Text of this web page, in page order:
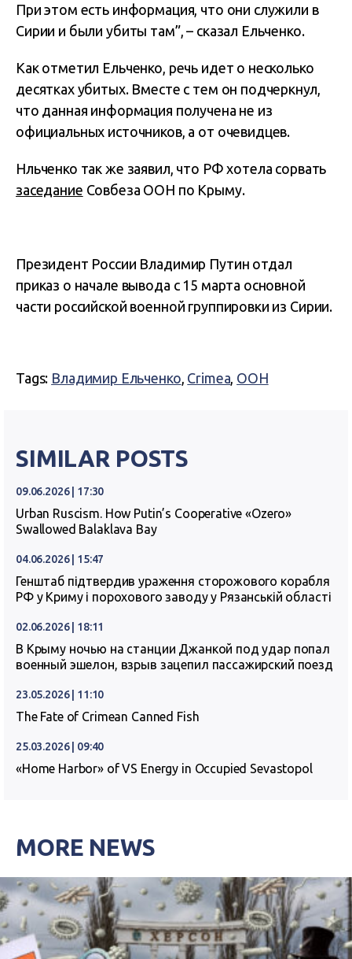
При этом есть информация, что они служили в
Сирии и были убиты там”, – сказал Ельченко.
Как отметил Ельченко, речь идет о несколько
десятках убитых. Вместе с тем он подчеркнул,
что данная информация получена не из
официальных источников, а от очевидцев.
Нльченко так же заявил, что РФ хотела сорвать
заседание Совбеза ООН по Крыму.
Президент России Владимир Путин отдал
приказ о начале вывода с 15 марта основной
части российской военной группировки из Сирии.
Tags: Владимир Ельченко Crimea ООН
SIMILAR POSTS
09.06.2026 | 17:30
Urban Ruscism. How Putin’s Cooperative «Ozero»
Swallowed Balaklava Bay
04.06.2026 | 15:47
Генштаб підтвердив ураження сторожового корабля
РФ у Криму і порохового заводу у Рязанській області
02.06.2026 | 18:11
В Крыму ночью на станции Джанкой под удар попал
военный эшелон, взрыв зацепил пассажирский поезд
23.05.2026 | 11:10
The Fate of Crimean Canned Fish
25.03.2026 | 09:40
«Home Harbor» of VS Energy in Occupied Sevastopol
MORE NEWS